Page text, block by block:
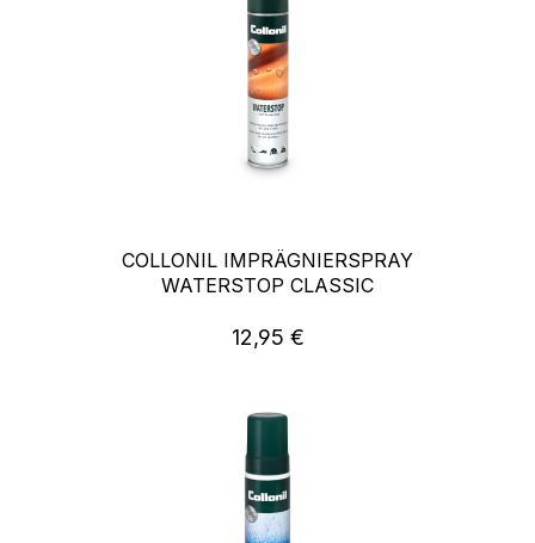
COLLONIL IMPRÄGNIERSPRAY
WATERSTOP CLASSIC
Regulärer Preis:
12,95 €